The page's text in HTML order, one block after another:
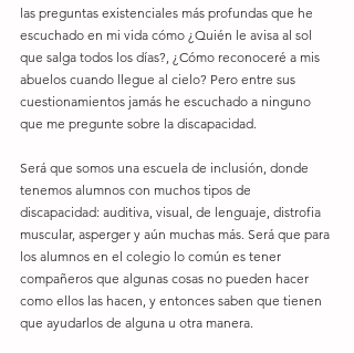
las preguntas existenciales más profundas que he
escuchado en mi vida cómo ¿Quién le avisa al sol
que salga todos los días?, ¿Cómo reconoceré a mis
abuelos cuando llegue al cielo? Pero entre sus
cuestionamientos jamás he escuchado a ninguno
que me pregunte sobre la discapacidad.
Será que somos una escuela de inclusión, donde
tenemos alumnos con muchos tipos de
discapacidad: auditiva, visual, de lenguaje, distrofia
muscular, asperger y aún muchas más. Será que para
los alumnos en el colegio lo común es tener
compañeros que algunas cosas no pueden hacer
como ellos las hacen, y entonces saben que tienen
que ayudarlos de alguna u otra manera.